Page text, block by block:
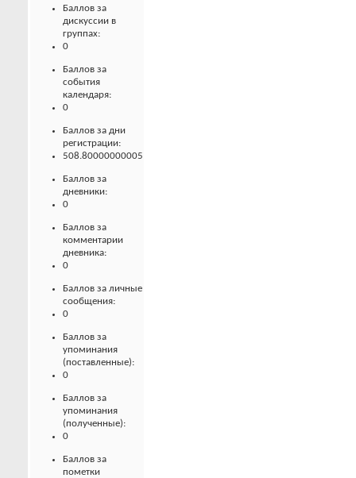
Баллов за
дискуссии в
группах:
0
Баллов за
события
календаря:
0
Баллов за дни
регистрации:
508.80000000005
Баллов за
дневники:
0
Баллов за
комментарии
дневника:
0
Баллов за личные
сообщения:
0
Баллов за
упоминания
(поставленные):
0
Баллов за
упоминания
(полученные):
0
Баллов за
пометки